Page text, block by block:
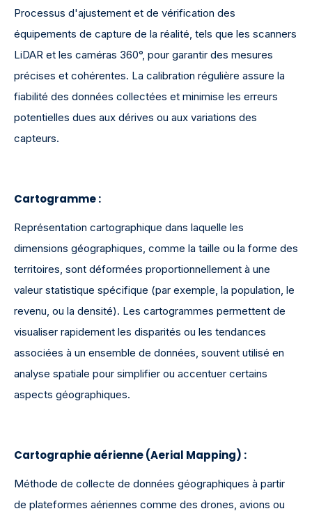
Processus d'ajustement et de vérification des
équipements de capture de la réalité, tels que les scanners
LiDAR et les caméras 360°, pour garantir des mesures
précises et cohérentes. La calibration régulière assure la
fiabilité des données collectées et minimise les erreurs
potentielles dues aux dérives ou aux variations des
capteurs.
Cartogramme :
Représentation cartographique dans laquelle les
dimensions géographiques, comme la taille ou la forme des
territoires, sont déformées proportionnellement à une
valeur statistique spécifique (par exemple, la population, le
revenu, ou la densité). Les cartogrammes permettent de
visualiser rapidement les disparités ou les tendances
associées à un ensemble de données, souvent utilisé en
analyse spatiale pour simplifier ou accentuer certains
aspects géographiques.
Cartographie aérienne (Aerial Mapping) :
Méthode de collecte de données géographiques à partir
de plateformes aériennes comme des drones, avions ou